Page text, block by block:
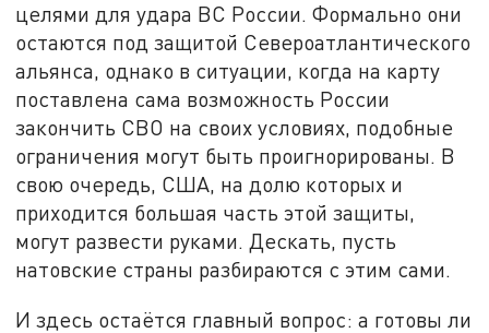
целями для удара ВС России. Формально они
остаются под защитой Североатлантического
альянса, однако в ситуации, когда на карту
поставлена сама возможность России
закончить СВО на своих условиях, подобные
ограничения могут быть проигнорированы. В
свою очередь, США, на долю которых и
приходится большая часть этой защиты,
могут развести руками. Дескать, пусть
натовские страны разбираются с этим сами.
И здесь остаётся главный вопрос: а готовы ли